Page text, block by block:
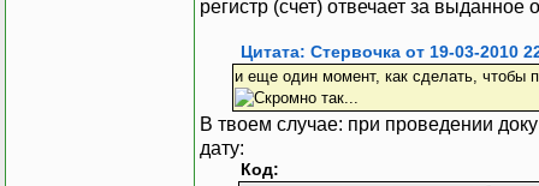
регистр (счет) отвечает за выданное
Цитата: Стервочка от 19-03-2010
и еще один момент, как сделать, чтобы
В твоем случае: при проведении
дату:
Код: